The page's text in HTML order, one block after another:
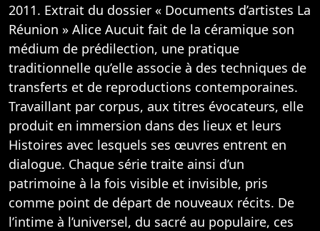
2011. Extrait du dossier « Documents d’artistes La
Réunion » Alice Aucuit fait de la céramique son
médium de prédilection, une pratique
traditionnelle qu’elle associe à des techniques de
transferts et de reproductions contemporaines.
Travaillant par corpus, aux titres évocateurs, elle
produit en immersion dans des lieux et leurs
Histoires avec lesquels ses œuvres entrent en
dialogue. Chaque série traite ainsi d’un
patrimoine à la fois visible et invisible, pris
comme point de départ de nouveaux récits. De
l’intime à l’universel, du sacré au populaire, ces